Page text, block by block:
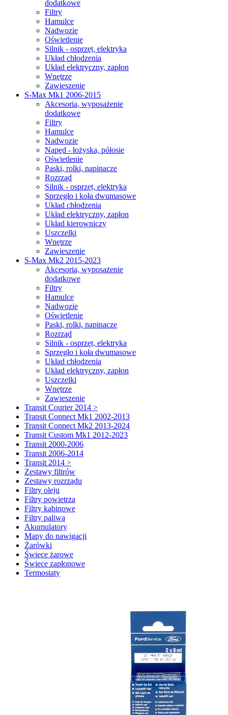
dodatkowe
Filtry
Hamulce
Nadwozie
Oświetlenie
Silnik - osprzęt, elektryka
Układ chłodzenia
Układ elektryczny, zapłon
Wnętrze
Zawieszenie
S-Max Mk1 2006-2015
Akcesoria, wyposażenie
dodatkowe
Filtry
Hamulce
Nadwozie
Napęd - łożyska, półosie
Oświetlenie
Paski, rolki, napinacze
Rozrząd
Silnik - osprzęt, elektryka
Sprzęgło i koła dwumasowe
Układ chłodzenia
Układ elektryczny, zapłon
Układ kierowniczy
Uszczelki
Wnętrze
Zawieszenie
S-Max Mk2 2015-2023
Akcesoria, wyposażenie
dodatkowe
Filtry
Hamulce
Nadwozie
Oświetlenie
Paski, rolki, napinacze
Rozrząd
Silnik - osprzęt, elektryka
Sprzęgło i koła dwumasowe
Układ chłodzenia
Układ elektryczny, zapłon
Uszczelki
Wnętrze
Zawieszenie
Transit Courier 2014 >
Transit Connect Mk1 2002-2013
Transit Connect Mk2 2013-2024
Transit Custom Mk1 2012-2023
Transit 2000-2006
Transit 2006-2014
Transit 2014 >
Zestawy filtrów
Zestawy rozrządu
Filtry oleju
Filtry powietrza
Filtry kabinowe
Filtry paliwa
Akumulatory
Mapy do nawigacji
Żarówki
Świece żarowe
Świece zapłonowe
Termostaty